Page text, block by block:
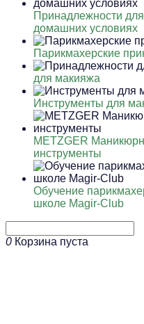
Принадлежности
домашних условиях
Парикмахерские
для макияжа
Инструменты для
METZGER
инструменты
Обучение
школе Magir-Club
0 Корзина пуста